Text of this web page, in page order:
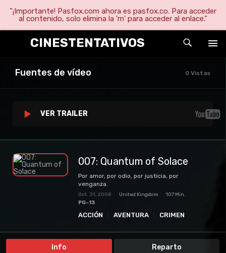
"¡Importante! Pasfox.com ahora es pasfox.co. Para acceder
al contenido, solo elimina la 'm' para acceder al enlace."
CINESTENTATIVOS
Fuentes de vídeo 0 Vistas
VER TRAILER
007: Quantum of Solace
Por amor, por odio, por justicia, por
venganza.
Oct. 31, 2008 United Kingdom
107 Min.
PG-13
ACCIÓN AVENTURA
CRIMEN
Info Reparto